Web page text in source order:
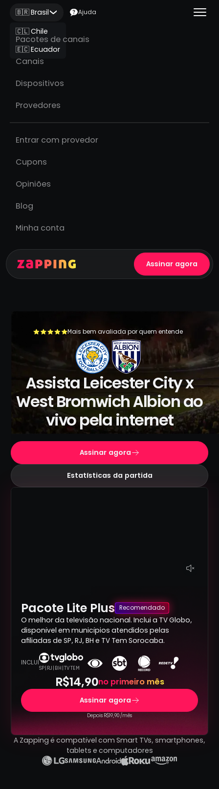
🇧🇷 Brasil
🇨🇱 Chile
🇪🇨 Ecuador
Ajuda
Pacotes de canais
Canais
Dispositivos
Provedores
Entrar com provedor
Cupons
Opiniões
Blog
Minha conta
Assinar agora
Mais bem avaliada por quem entende
+500.000 usuários já se livraram da TV a cabo
Assista Leicester City x
West Bromwich Albion ao
vivo pela internet
Assinar agora
Estatísticas da partida
Pacote Lite Plus Recomendado
O melhor da televisão nacional. Inclui a TV Globo,
disponível em municípios atendidos pelas
afiliadas de SP, RJ, BH e TV Tem Sorocaba.
INCLUÍ
SP | RJ | BH | TV TEM
R$14,90no primeiro mês
Assinar agora
Depois R$19,90 /mês
A Zapping é compatível com Smart TVs, smartphones,
tablets e computadores